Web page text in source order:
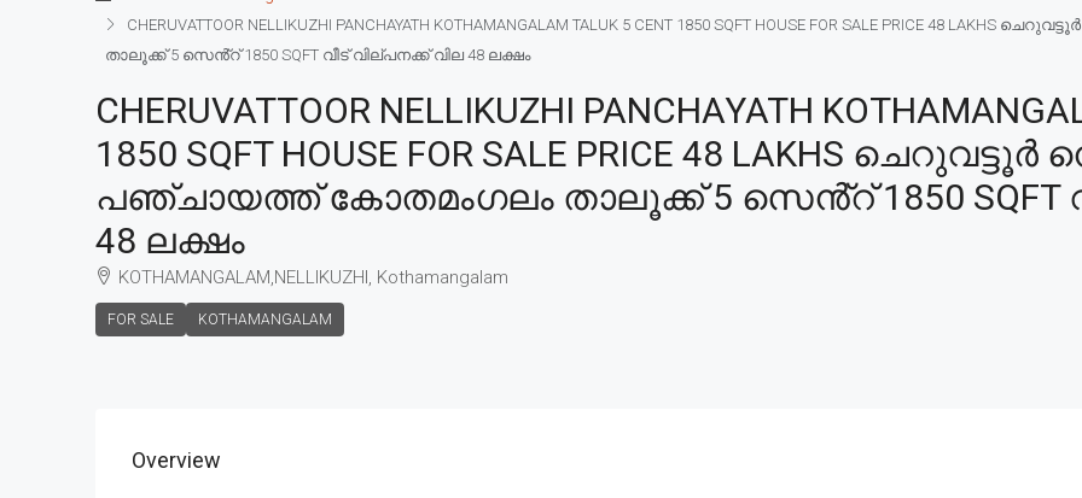
CHERUVATTOOR NELLIKUZHI PANCHAYATH KOTHAMANGALAM TALUK 5 CENT 1850 SQFT HOUSE FOR SALE PRICE 48
താലൂക്ക് 5 സെൻ്റ് 1850 SQFT വീട് വില്പനക്ക് വില 48 ലക്ഷം
CHERUVATTOOR NELLIKUZHI PANCHAYATH
1850 SQFT HOUSE FOR SALE PRICE 48 LAKHS
പഞ്ചായത്ത് കോതമംഗലം താലൂക്ക് 5 സെൻ്റ് 1850 SQFT
48 ലക്ഷം
KOTHAMANGALAM,NELLIKUZHI, Kothamangalam
FOR SALE KOTHAMANGALAM
Overview